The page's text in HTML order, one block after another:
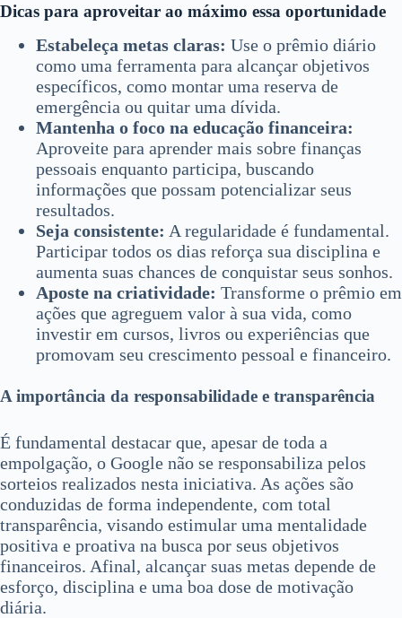
Dicas para aproveitar ao máximo essa oportunidade
Estabeleça metas claras: Use o prêmio diário
como uma ferramenta para alcançar objetivos
específicos, como montar uma reserva de
emergência ou quitar uma dívida.
Mantenha o foco na educação financeira:
Aproveite para aprender mais sobre finanças
pessoais enquanto participa, buscando
informações que possam potencializar seus
resultados.
Seja consistente: A regularidade é fundamental.
Participar todos os dias reforça sua disciplina e
aumenta suas chances de conquistar seus sonhos.
Aposte na criatividade: Transforme o prêmio em
ações que agreguem valor à sua vida, como
investir em cursos, livros ou experiências que
promovam seu crescimento pessoal e financeiro.
A importância da responsabilidade e transparência
É fundamental destacar que, apesar de toda a
empolgação, o Google não se responsabiliza pelos
sorteios realizados nesta iniciativa. As ações são
conduzidas de forma independente, com total
transparência, visando estimular uma mentalidade
positiva e proativa na busca por seus objetivos
financeiros. Afinal, alcançar suas metas depende de
esforço, disciplina e uma boa dose de motivação
diária.